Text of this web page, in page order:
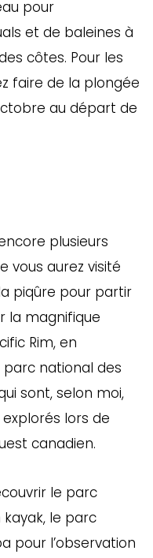
pour
et de baleines à
côtes. Pour les
faire de la plongée
au départ de
plusieurs
vous aurez visité
piqûre pour partir
la magnifique
Rim, en
national des
sont, selon moi,
lors de
canadien.
le parc
kayak, le parc
pour l’observation